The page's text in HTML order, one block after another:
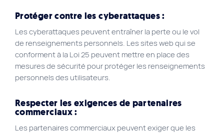
Protéger contre les cyberattaques :
Les cyberattaques peuvent entraîner la perte ou le vol
de renseignements personnels. Les sites web qui se
conforment à la Loi 25 peuvent mettre en place des
mesures de sécurité pour protéger les renseignements
personnels des utilisateurs.
Respecter les exigences de partenaires
commerciaux :
Les partenaires commerciaux peuvent exiger que les